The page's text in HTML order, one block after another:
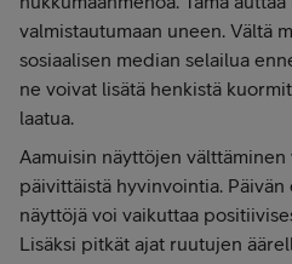
valmistautumaan uneen. Vältä
sosiaalisen median selailua
ne voivat lisätä henkistä
laatua.
Aamuisin näyttöjen välttäminen
päivittäistä hyvinvointia.
näyttöjä voi vaikuttaa
Lisäksi pitkät ajat ruutujen